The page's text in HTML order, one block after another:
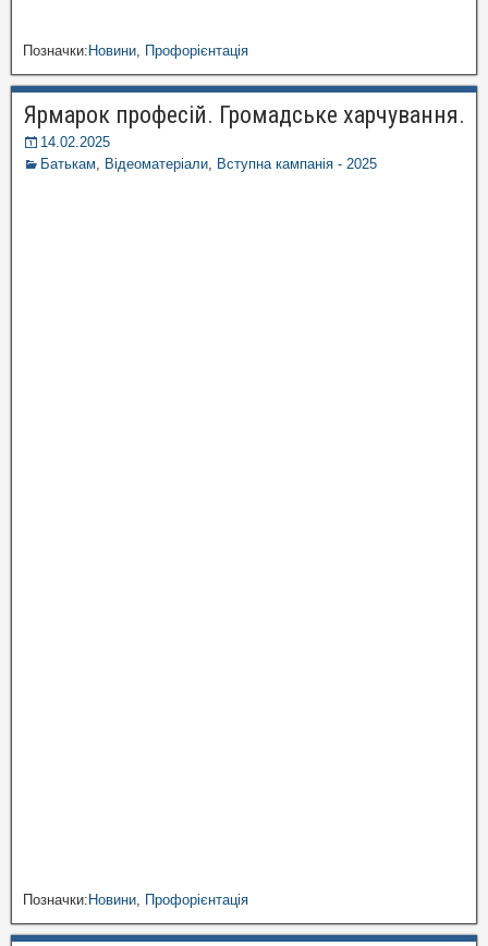
Позначки: Новини, Профорієнтація
Ярмарок професій. Громадське харчування.
14.02.2025
Батькам, Відеоматеріали, Вступна кампанія - 2025
Позначки: Новини, Профорієнтація